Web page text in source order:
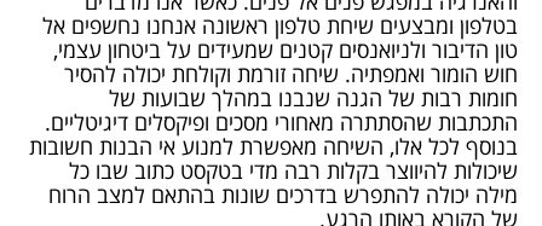
בטלפון ומבצעים שיחת טלפון ראשונה אנחנו נחשפים אל
טון הדיבור ולניואנסים קטנים שמעידים על ביטחון עצמי,
חוש הומור ואמפתיה. שיחה זורמת וקולחת יכולה להסיר
חומות רבות של הגנה שנבנו במהלך שבועות של
התכתבות שהסתתרה מאחורי מסכים ופיקסלים דיגיטליים.
בנוסף לכל אלו, השיחה מאפשרת למנוע אי הבנות חשובות
שיכולות להיווצר בקלות רבה מדי בטקסט כתוב שבו כל
מילה יכולה להתפרש בדרכים שונות בהתאם למצב הרוח
של הקורא באותו הרגע.